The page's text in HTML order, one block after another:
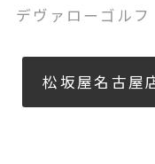
デヴァローゴルフ
松坂屋名古屋